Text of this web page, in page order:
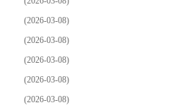
(2026-03-08)
(2026-03-08)
(2026-03-08)
(2026-03-08)
(2026-03-08)